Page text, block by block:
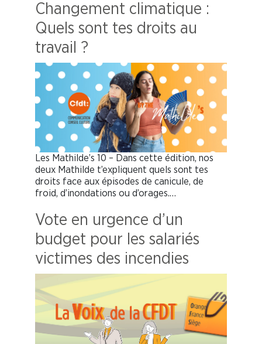
Changement climatique :
Quels sont tes droits au
travail ?
Les Mathilde’s 10 – Dans cette édition, nos
deux Mathilde t’expliquent quels sont tes
droits face aux épisodes de canicule, de
froid, d’inondations ou d’orages.…
Vote en urgence d’un
budget pour les salariés
victimes des incendies